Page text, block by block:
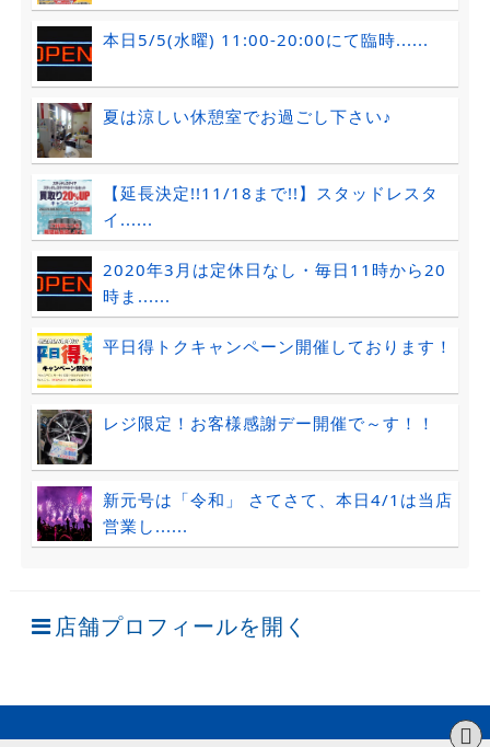
本日5/5(水曜) 11:00-20:00にて臨時......
夏は涼しい休憩室でお過ごし下さい♪
【延長決定!!11/18まで!!】スタッドレスタ
イ......
2020年3月は定休日なし・毎日11時から20
時ま......
平日得トクキャンペーン開催しております！
レジ限定！お客様感謝デー開催で～す！！
新元号は「令和」 さてさて、本日4/1は当店
営業し......
店舗プロフィールを開く